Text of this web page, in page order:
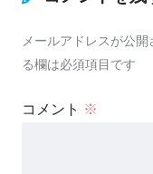
メールアドレスが公開
る欄は必須項目です
コメント ※